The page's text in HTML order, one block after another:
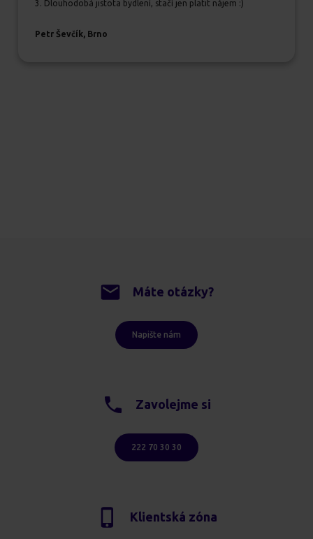
3. Dlouhodobá jistota bydlení, stačí jen platit nájem :)
Petr Ševčík, Brno
Máte otázky?
Napište nám
Zavolejme si
222 70 30 30
Klientská zóna